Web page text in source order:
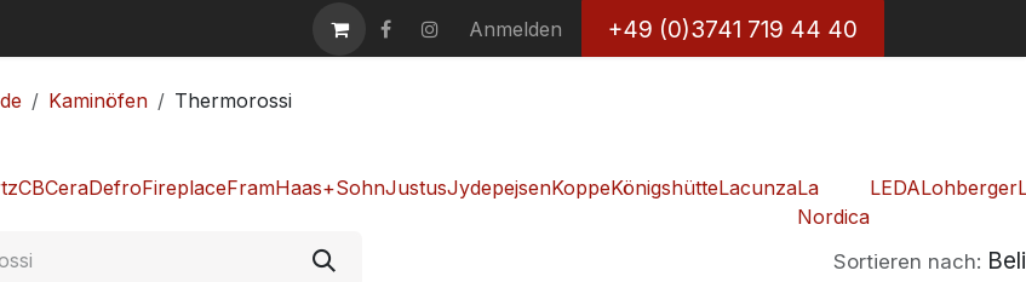
Anmelden +49 (0)3741 719 44 40
Kaminöfen Thermorossi
CBCeraDefroFireplaceFramHaas+SohnJustusJydepejsenKoppeKönigshütteLacunzaLa
Nordica
LEDALohberger
Sortieren nach: